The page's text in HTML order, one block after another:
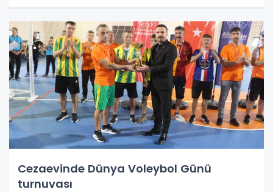
Cezaevinde Dünya Voleybol Günü
turnuvası